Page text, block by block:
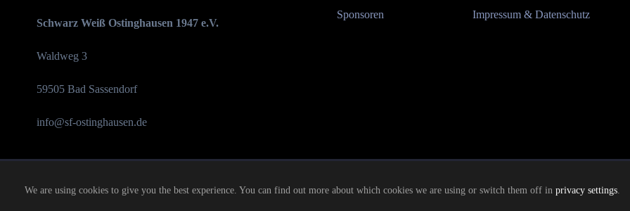
Schwarz Weiß Ostinghausen 1947 e.V.
Waldweg 3
59505 Bad Sassendorf
info@sf-ostinghausen.de
Sponsoren Impressum & Datenschutz
Made by vereins.design
We are using cookies to give you the best experience. You can find out more about which cookies we are using or switch them off in privacy settings.